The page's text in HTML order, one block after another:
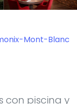
Mont-Blanc
con piscina y